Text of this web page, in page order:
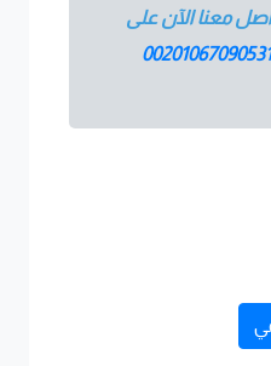
معنا الآن على
00201067090531